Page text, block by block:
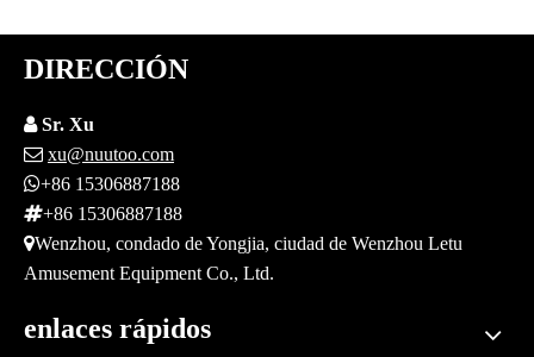
DIRECCIÓN
 Sr. Xu
 xu@nuutoo.com
+86 15306887188
+86 15306887188
Wenzhou, condado de Yongjia, ciudad de Wenzhou Letu
Amusement Equipment Co., Ltd.
enlaces rápidos